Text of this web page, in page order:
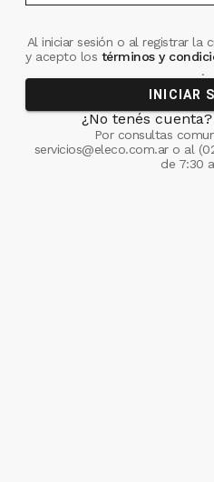
Al iniciar sesión o al registrar la
y acepto los términos y
.
INICIAR
¿No tenés cuenta?
Por consultas
servicios@eleco.com.aro al
de 7:30